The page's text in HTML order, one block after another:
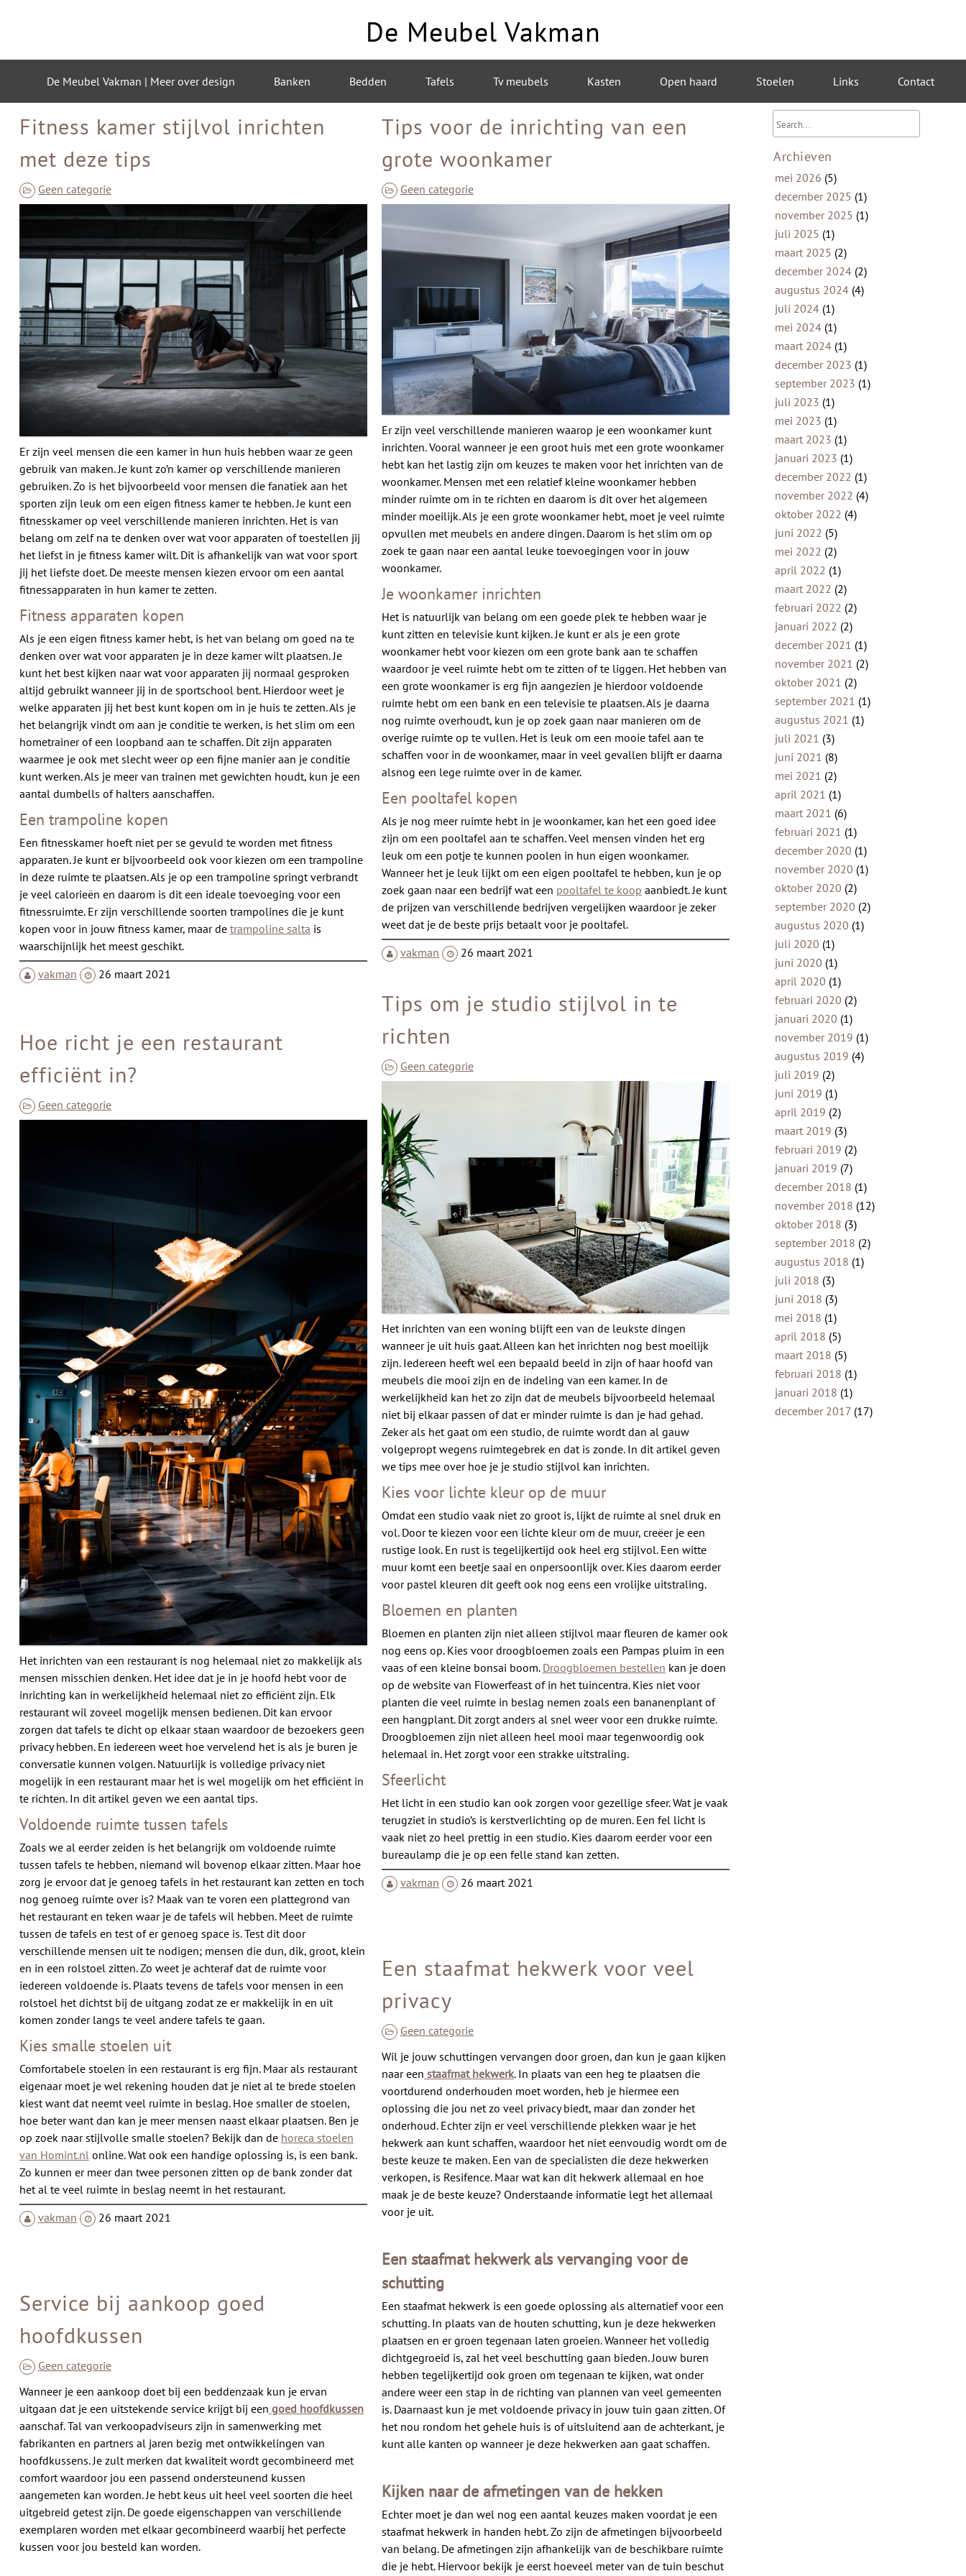
De Meubel Vakman
De Meubel Vakman | Meer over design Banken Bedden Tafels Tv meubels Kasten Open haard Stoelen Links Contact
Fitness kamer stijlvol inrichten
met deze tips
Geen categorie
Er zijn veel mensen die een kamer in hun huis hebben waar ze geen
gebruik van maken. Je kunt zo’n kamer op verschillende manieren
gebruiken. Zo is het bijvoorbeeld voor mensen die fanatiek aan het
sporten zijn leuk om een eigen fitness kamer te hebben. Je kunt een
fitnesskamer op veel verschillende manieren inrichten. Het is van
belang om zelf na te denken over wat voor apparaten of toestellen jij
het liefst in je fitness kamer wilt. Dit is afhankelijk van wat voor sport
jij het liefste doet. De meeste mensen kiezen ervoor om een aantal
fitnessapparaten in hun kamer te zetten.
Fitness apparaten kopen
Als je een eigen fitness kamer hebt, is het van belang om goed na te
denken over wat voor apparaten je in deze kamer wilt plaatsen. Je
kunt het best kijken naar wat voor apparaten jij normaal gesproken
altijd gebruikt wanneer jij in de sportschool bent. Hierdoor weet je
welke apparaten jij het best kunt kopen om in je huis te zetten. Als je
het belangrijk vindt om aan je conditie te werken, is het slim om een
hometrainer of een loopband aan te schaffen. Dit zijn apparaten
waarmee je ook met slecht weer op een fijne manier aan je conditie
kunt werken. Als je meer van trainen met gewichten houdt, kun je een
aantal dumbells of halters aanschaffen.
Een trampoline kopen
Een fitnesskamer hoeft niet per se gevuld te worden met fitness
apparaten. Je kunt er bijvoorbeeld ook voor kiezen om een trampoline
in deze ruimte te plaatsen. Als je op een trampoline springt verbrandt
je veel calorieën en daarom is dit een ideale toevoeging voor een
fitnessruimte. Er zijn verschillende soorten trampolines die je kunt
kopen voor in jouw fitness kamer, maar de trampoline salta is
waarschijnlijk het meest geschikt.
vakman
26 maart 2021
Tips voor de inrichting van een
grote woonkamer
Geen categorie
Er zijn veel verschillende manieren waarop je een woonkamer kunt
inrichten. Vooral wanneer je een groot huis met een grote woonkamer
hebt kan het lastig zijn om keuzes te maken voor het inrichten van de
woonkamer. Mensen met een relatief kleine woonkamer hebben
minder ruimte om in te richten en daarom is dit over het algemeen
minder moeilijk. Als je een grote woonkamer hebt, moet je veel ruimte
opvullen met meubels en andere dingen. Daarom is het slim om op
zoek te gaan naar een aantal leuke toevoegingen voor in jouw
woonkamer.
Je woonkamer inrichten
Het is natuurlijk van belang om een goede plek te hebben waar je
kunt zitten en televisie kunt kijken. Je kunt er als je een grote
woonkamer hebt voor kiezen om een grote bank aan te schaffen
waardoor je veel ruimte hebt om te zitten of te liggen. Het hebben van
een grote woonkamer is erg fijn aangezien je hierdoor voldoende
ruimte hebt om een bank en een televisie te plaatsen. Als je daarna
nog ruimte overhoudt, kun je op zoek gaan naar manieren om de
overige ruimte op te vullen. Het is leuk om een mooie tafel aan te
schaffen voor in de woonkamer, maar in veel gevallen blijft er daarna
alsnog een lege ruimte over in de kamer.
Een pooltafel kopen
Als je nog meer ruimte hebt in je woonkamer, kan het een goed idee
zijn om een pooltafel aan te schaffen. Veel mensen vinden het erg
leuk om een potje te kunnen poolen in hun eigen woonkamer.
Wanneer het je leuk lijkt om een eigen pooltafel te hebben, kun je op
zoek gaan naar een bedrijf wat een pooltafel te koop aanbiedt. Je kunt
de prijzen van verschillende bedrijven vergelijken waardoor je zeker
weet dat je de beste prijs betaalt voor je pooltafel.
vakman
26 maart 2021
Tips om je studio stijlvol in te
richten
Geen categorie
Het inrichten van een woning blijft een van de leukste dingen
wanneer je uit huis gaat. Alleen kan het inrichten nog best moeilijk
zijn. Iedereen heeft wel een bepaald beeld in zijn of haar hoofd van
meubels die mooi zijn en de indeling van een kamer. In de
werkelijkheid kan het zo zijn dat de meubels bijvoorbeeld helemaal
niet bij elkaar passen of dat er minder ruimte is dan je had gehad.
Zeker als het gaat om een studio, de ruimte wordt dan al gauw
volgepropt wegens ruimtegebrek en dat is zonde. In dit artikel geven
we tips mee over hoe je je studio stijlvol kan inrichten.
Kies voor lichte kleur op de muur
Omdat een studio vaak niet zo groot is, lijkt de ruimte al snel druk en
vol. Door te kiezen voor een lichte kleur om de muur, creëer je een
rustige look. En rust is tegelijkertijd ook heel erg stijlvol. Een witte
muur komt een beetje saai en onpersoonlijk over. Kies daarom eerder
voor pastel kleuren dit geeft ook nog eens een vrolijke uitstraling.
Bloemen en planten
Bloemen en planten zijn niet alleen stijlvol maar fleuren de kamer ook
nog eens op. Kies voor droogbloemen zoals een Pampas pluim in een
vaas of een kleine bonsai boom. Droogbloemen bestellen kan je doen
op de website van Flowerfeast of in het tuincentra. Kies niet voor
planten die veel ruimte in beslag nemen zoals een bananenplant of
een hangplant. Dit zorgt anders al snel weer voor een drukke ruimte.
Droogbloemen zijn niet alleen heel mooi maar tegenwoordig ook
helemaal in. Het zorgt voor een strakke uitstraling.
Sfeerlicht
Het licht in een studio kan ook zorgen voor gezellige sfeer. Wat je vaak
terugziet in studio’s is kerstverlichting op de muren. Een fel licht is
vaak niet zo heel prettig in een studio. Kies daarom eerder voor een
bureaulamp die je op een felle stand kan zetten.
vakman
26 maart 2021
Hoe richt je een restaurant
efficiënt in?
Geen categorie
Het inrichten van een restaurant is nog helemaal niet zo makkelijk als
mensen misschien denken. Het idee dat je in je hoofd hebt voor de
inrichting kan in werkelijkheid helemaal niet zo efficiënt zijn. Elk
restaurant wil zoveel mogelijk mensen bedienen. Dit kan ervoor
zorgen dat tafels te dicht op elkaar staan waardoor de bezoekers geen
privacy hebben. En iedereen weet hoe vervelend het is als je buren je
conversatie kunnen volgen. Natuurlijk is volledige privacy niet
mogelijk in een restaurant maar het is wel mogelijk om het efficiënt in
te richten. In dit artikel geven we een aantal tips.
Voldoende ruimte tussen tafels
Zoals we al eerder zeiden is het belangrijk om voldoende ruimte
tussen tafels te hebben, niemand wil bovenop elkaar zitten. Maar hoe
zorg je ervoor dat je genoeg tafels in het restaurant kan zetten en toch
nog genoeg ruimte over is? Maak van te voren een plattegrond van
het restaurant en teken waar je de tafels wil hebben. Meet de ruimte
tussen de tafels en test of er genoeg space is. Test dit door
verschillende mensen uit te nodigen; mensen die dun, dik, groot, klein
en in een rolstoel zitten. Zo weet je achteraf dat de ruimte voor
iedereen voldoende is. Plaats tevens de tafels voor mensen in een
rolstoel het dichtst bij de uitgang zodat ze er makkelijk in en uit
komen zonder langs te veel andere tafels te gaan.
Kies smalle stoelen uit
Comfortabele stoelen in een restaurant is erg fijn. Maar als restaurant
eigenaar moet je wel rekening houden dat je niet al te brede stoelen
kiest want dat neemt veel ruimte in beslag. Hoe smaller de stoelen,
hoe beter want dan kan je meer mensen naast elkaar plaatsen. Ben je
op zoek naar stijlvolle smalle stoelen? Bekijk dan de horeca stoelen
van Homint.nl online. Wat ook een handige oplossing is, is een bank.
Zo kunnen er meer dan twee personen zitten op de bank zonder dat
het al te veel ruimte in beslag neemt in het restaurant.
vakman
26 maart 2021
Een staafmat hekwerk voor veel
privacy
Geen categorie
Wil je jouw schuttingen vervangen door groen, dan kun je gaan kijken
naar een staafmat hekwerk. In plaats van een heg te plaatsen die
voortdurend onderhouden moet worden, heb je hiermee een
oplossing die jou net zo veel privacy biedt, maar dan zonder het
onderhoud. Echter zijn er veel verschillende plekken waar je het
hekwerk aan kunt schaffen, waardoor het niet eenvoudig wordt om de
beste keuze te maken. Een van de specialisten die deze hekwerken
verkopen, is Resifence. Maar wat kan dit hekwerk allemaal en hoe
maak je de beste keuze? Onderstaande informatie legt het allemaal
voor je uit.
Een staafmat hekwerk als vervanging voor de
schutting
Een staafmat hekwerk is een goede oplossing als alternatief voor een
schutting. In plaats van de houten schutting, kun je deze hekwerken
plaatsen en er groen tegenaan laten groeien. Wanneer het volledig
dichtgegroeid is, zal het veel beschutting gaan bieden. Jouw buren
hebben tegelijkertijd ook groen om tegenaan te kijken, wat onder
andere weer een stap in de richting van plannen van veel gemeenten
is. Daarnaast kun je met voldoende privacy in jouw tuin gaan zitten. Of
het nou rondom het gehele huis is of uitsluitend aan de achterkant, je
kunt alle kanten op wanneer je deze hekwerken aan gaat schaffen.
Kijken naar de afmetingen van de hekken
Echter moet je dan wel nog een aantal keuzes maken voordat je een
staafmat hekwerk in handen hebt. Zo zijn de afmetingen bijvoorbeeld
van belang. De afmetingen zijn afhankelijk van de beschikbare ruimte
die je hebt. Hiervoor bekijk je eerst hoeveel meter van de tuin beschut
Service bij aankoop goed
hoofdkussen
Geen categorie
Wanneer je een aankoop doet bij een beddenzaak kun je ervan
uitgaan dat je een uitstekende service krijgt bij een goed hoofdkussen
aanschaf. Tal van verkoopadviseurs zijn in samenwerking met
fabrikanten en partners al jaren bezig met ontwikkelingen van
hoofdkussens. Je zult merken dat kwaliteit wordt gecombineerd met
comfort waardoor jou een passend ondersteunend kussen
aangemeten kan worden. Je hebt keus uit heel veel soorten die heel
uitgebreid getest zijn. De goede eigenschappen van verschillende
exemplaren worden met elkaar gecombineerd waarbij het perfecte
kussen voor jou besteld kan worden.
Archieven
mei 2026 (5)
december 2025 (1)
november 2025 (1)
juli 2025 (1)
maart 2025 (2)
december 2024 (2)
augustus 2024 (4)
juli 2024 (1)
mei 2024 (1)
maart 2024 (1)
december 2023 (1)
september 2023 (1)
juli 2023 (1)
mei 2023 (1)
maart 2023 (1)
januari 2023 (1)
december 2022 (1)
november 2022 (4)
oktober 2022 (4)
juni 2022 (5)
mei 2022 (2)
april 2022 (1)
maart 2022 (2)
februari 2022 (2)
januari 2022 (2)
december 2021 (1)
november 2021 (2)
oktober 2021 (2)
september 2021 (1)
augustus 2021 (1)
juli 2021 (3)
juni 2021 (8)
mei 2021 (2)
april 2021 (1)
maart 2021 (6)
februari 2021 (1)
december 2020 (1)
november 2020 (1)
oktober 2020 (2)
september 2020 (2)
augustus 2020 (1)
juli 2020 (1)
juni 2020 (1)
april 2020 (1)
februari 2020 (2)
januari 2020 (1)
november 2019 (1)
augustus 2019 (4)
juli 2019 (2)
juni 2019 (1)
april 2019 (2)
maart 2019 (3)
februari 2019 (2)
januari 2019 (7)
december 2018 (1)
november 2018 (12)
oktober 2018 (3)
september 2018 (2)
augustus 2018 (1)
juli 2018 (3)
juni 2018 (3)
mei 2018 (1)
april 2018 (5)
maart 2018 (5)
februari 2018 (1)
januari 2018 (1)
december 2017 (17)